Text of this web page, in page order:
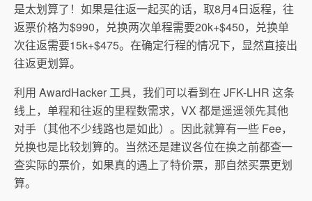
是太划算了！如果是往返一起买的话，取8月4日返程，往
返票价格为$990，兑换两次单程需要20k+$450，兑换单
次往返需要15k+$475。在确定行程的情况下，显然直接出
往返更划算。
利用 AwardHacker 工具，我们可以看到在 JFK-LHR 这条
线上，单程和往返的里程数需求，VX 都是遥遥领先其他
对手（其他不少线路也是如此）。因此就算有一些 Fee，
兑换也是比较划算的。当然还是建议各位在换之前都查一
查实际的票价，如果真的遇上了特价票，那自然买票更划
算。